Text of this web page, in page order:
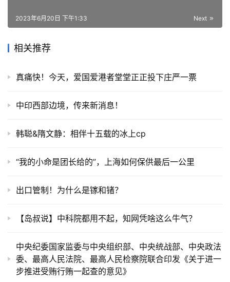
Next
2023年6月20日 下午1:33
相关推荐
真痛快！今天，爱国爱港者堂堂正正投下庄严一票
中印西部边境，传来新消息！
韩聪&隋文静：相伴十五载的冰上cp
“我的小命是团长给的”，上海如何保供最后一公里
出口管制！为什么是镓和锗？
【岛叔说】中科院都用不起，知网凭啥这么牛气？
中央纪委国家监委与中央组织部、中央统战部、中央政法
委、最高人民法院、最高人民检察院联合印发《关于进一
步推进受贿行贿一起查的意见》